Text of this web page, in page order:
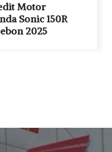
Motor
Sonic 150R
2025